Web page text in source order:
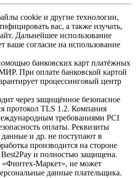
cookie и другие технологии,
вас, а также изучать,
Дальнейшее использование
ваше согласие на использование
банковских карт платёжных
При оплате банковской картой
процессинговый центр
через защищённое безопасное
протокол TLS 1.2. Компания
требованиями PCI
оплаты. Реквизиты
и др. не поступают в
производится на стороне
и полностью защищена.
Маркет», не может
данные плательщика.